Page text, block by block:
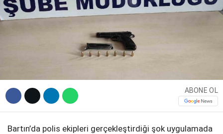
Youtube
ABONE OL
Bartın’da polis ekipleri gerçekleştirdiği şok uygulamada